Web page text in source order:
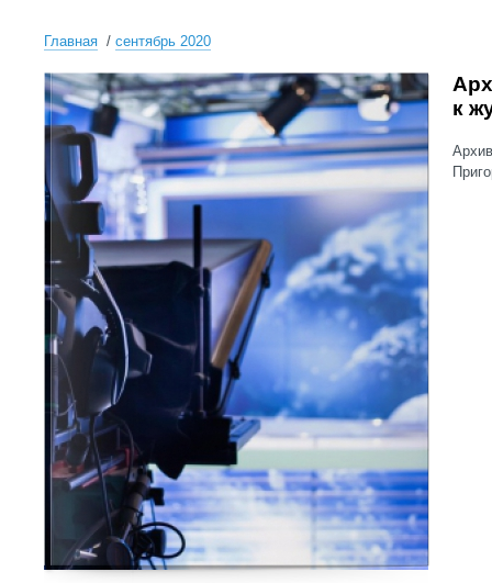
Главная сентябрь 2020
к